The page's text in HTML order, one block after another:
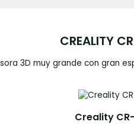
CREALITY
3D muy grande con gran
Creality